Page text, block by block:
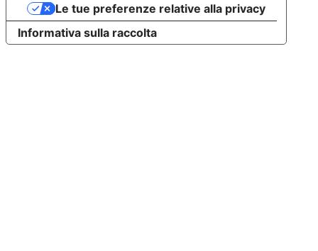
Informativa sulla raccolta
Le tue preferenze relative alla privacy